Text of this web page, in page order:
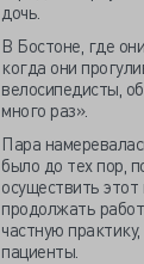
дочь.
В Бостоне, где
когда они
велосипедисты,
много раз».
Пара
было до тех пор,
осуществить
продолжать
частную
пациенты.